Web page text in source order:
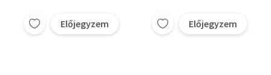
Előjegyzem Előjegyzem